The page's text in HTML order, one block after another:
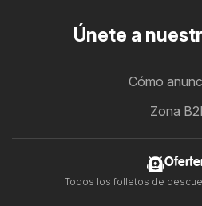
Únete a
Cómo
Zona
Todos los folletos de